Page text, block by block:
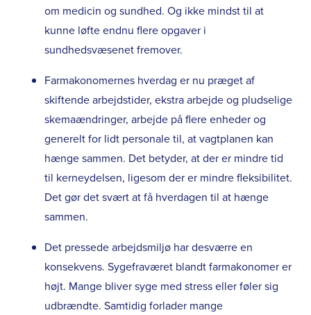
om medicin og sundhed. Og ikke mindst til at
kunne løfte endnu flere opgaver i
sundhedsvæsenet fremover.
Farmakonomernes hverdag er nu præget af
skiftende arbejdstider, ekstra arbejde og pludselige
skemaændringer, arbejde på flere enheder og
generelt for lidt personale til, at vagtplanen kan
hænge sammen. Det betyder, at der er mindre tid
til kerneydelsen, ligesom der er mindre fleksibilitet.
Det gør det svært at få hverdagen til at hænge
sammen.
Det pressede arbejdsmiljø har desværre en
konsekvens. Sygefraværet blandt farmakonomer er
højt. Mange bliver syge med stress eller føler sig
udbrændte. Samtidig forlader mange